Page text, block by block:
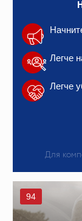
Легче
Легче
Для
94